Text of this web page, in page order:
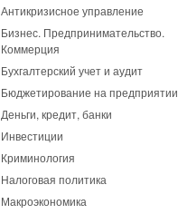
Антикризисное управление
Бизнес. Предпринимательство.
Коммерция
Бухгалтерский учет и аудит
Бюджетирование на предприятии
Деньги, кредит, банки
Инвестиции
Криминология
Налоговая политика
Макроэкономика